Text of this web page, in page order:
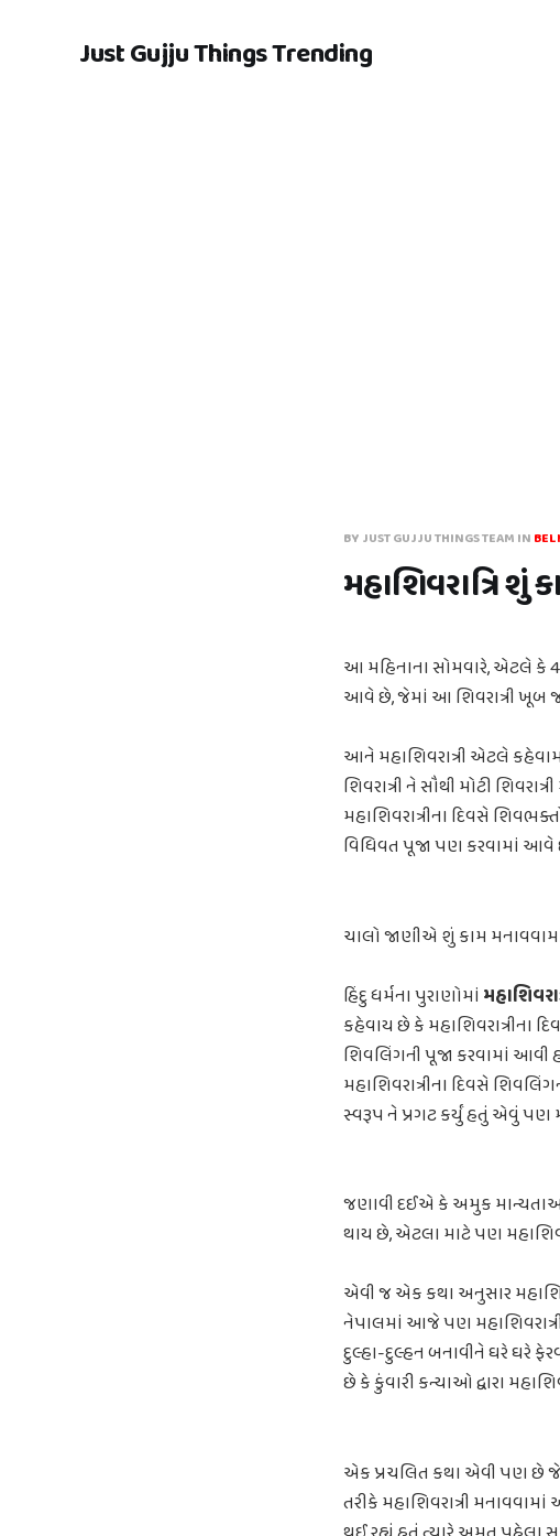
Just Gujju Things Trending
BY JUST GUJJU THINGS TEAM IN
મહાશિવરાત્રિ
આ મહિનાના સોમવારે, એટલે કે 4
આવે છે, જેમાં આ શિવરાત્રી ખૂબ
આને મહાશિવરાત્રી એટલે
શિવરાત્રી ને સૌથી મોટી
મહાશિવરાત્રીના દિવસે
વિધિવત પૂજા પણ કરવામાં આવે
ચાલો જાણીએ શું કામ
હિંદુ ધર્મના પુરાણોમાં
કહેવાય છે કે મહાશિવરાત્રીના
શિવલિંગની પૂજા કરવામાં
મહાશિવરાત્રીના દિવસે
સ્વરૂપ ને પ્રગટ કર્યું હતું એવું પણ
જણાવી દઈએ કે અમુક માન્યતાઓ
થાય છે, એટલા માટે પણ
એવી જ એક કથા અનુસાર
નેપાલમાં આજે પણ
દુલ્હા-દુલ્હન બનાવીને ઘરે ઘરે
છે કે કુંવારી કન્યાઓ દ્વારા
એક પ્રચલિત કથા એવી પણ છે
તરીકે મહાશિવરાત્રી